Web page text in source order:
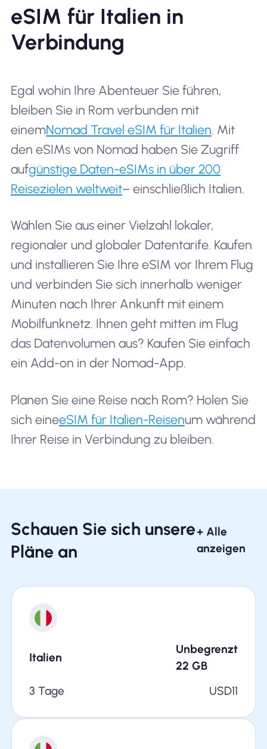
eSIM für Italien in
Verbindung
Egal wohin Ihre Abenteuer Sie führen,
bleiben Sie in Rom verbunden mit
einemNomad Travel eSIM für Italien. Mit
den eSIMs von Nomad haben Sie Zugriff
aufgünstige Daten-eSIMs in über 200
Reisezielen weltweit– einschließlich Italien.
Wählen Sie aus einer Vielzahl lokaler,
regionaler und globaler Datentarife. Kaufen
und installieren Sie Ihre eSIM vor Ihrem Flug
und verbinden Sie sich innerhalb weniger
Minuten nach Ihrer Ankunft mit einem
Mobilfunknetz. Ihnen geht mitten im Flug
das Datenvolumen aus? Kaufen Sie einfach
ein Add-on in der Nomad-App.
Planen Sie eine Reise nach Rom? Holen Sie
sich eineeSIM für Italien-Reisenum während
Ihrer Reise in Verbindung zu bleiben.
Schauen Sie sich unsere
Pläne an
+ Alle
anzeigen
Italien
Unbegrenzt
22 GB
3 Tage
USD11